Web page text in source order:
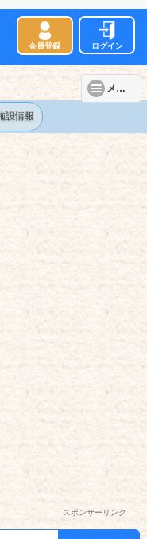
会員登録 ログイン
メニュー
設情報
スポンサーリンク